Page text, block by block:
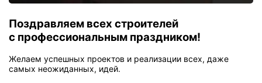
Поздравляем всех строителей
с профессиональным праздником!
Желаем успешных проектов и реализации всех, даже
самых неожиданных, идей.